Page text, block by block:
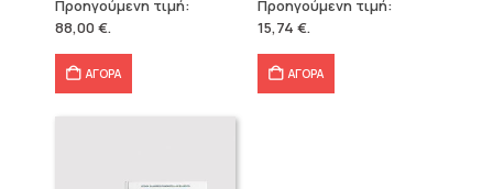
was: τιμή
Προηγούμενη τιμή:
88,00€.
ΑΓΟΡΑ
was: τιμή
Προηγούμενη τιμή:
15,74 €.
ΑΓΟΡΑ